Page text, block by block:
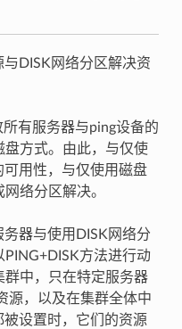
DISK网络分区解决资
有服务器与ping设备的
方式。由此，与仅使
用性，与仅使用磁盘
络分区解决。
器与使用DISK网络分
方法进行动
中，只在特定服务器
源，以及在集群全体中
设置时，它们的资源